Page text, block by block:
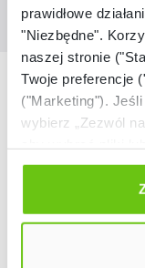
prawidłowe
"Niezbędne".
naszej stronie
Twoje preferencje
("Marketing").
wybierz „Zezwól
Odmów zgody
użyjemy tylko
Twój wybór
Polityce
Nasze marki